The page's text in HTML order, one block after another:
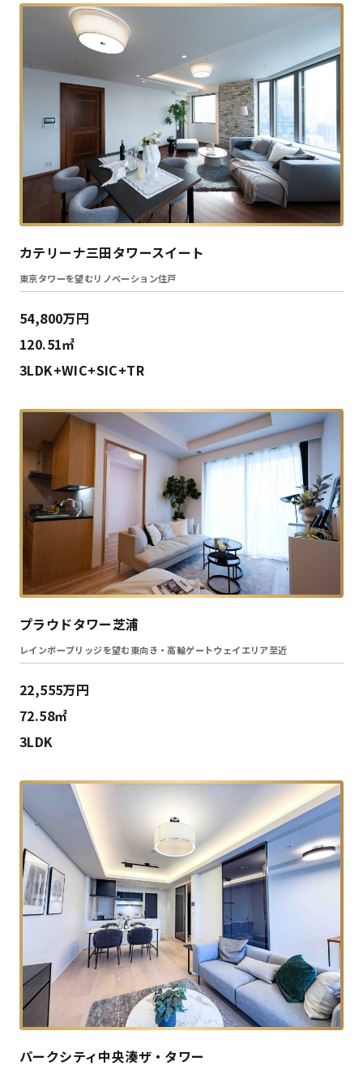
カテリーナ三田タワースイート
東京タワーを望むリノベーション住戸
54,800万円
120.51㎡
3LDK+WIC+SIC+TR
プラウドタワー芝浦
レインボーブリッジを望む東向き・高輪ゲートウェイエリア至近
22,555万円
72.58㎡
3LDK
パークシティ中央湊ザ・タワー